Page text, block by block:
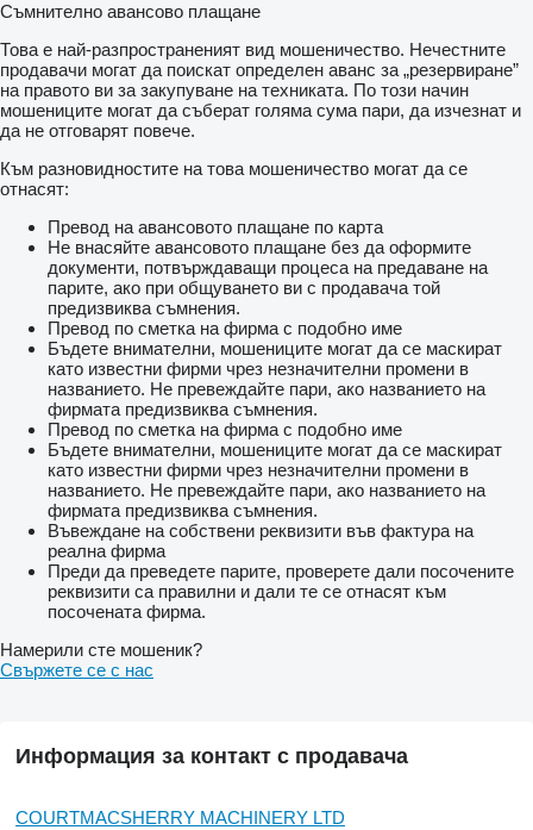
Съмнително авансово плащане
Това е най-разпространеният вид мошеничество. Нечестните
продавачи могат да поискат определен аванс за „резервиране”
на правото ви за закупуване на техниката. По този начин
мошениците могат да съберат голяма сума пари, да изчезнат и
да не отговарят повече.
Към разновидностите на това мошеничество могат да се
отнасят:
Превод на авансовото плащане по карта
Не внасяйте авансовото плащане без да оформите
документи, потвърждаващи процеса на предаване на
парите, ако при общуването ви с продавача той
предизвиква съмнения.
Превод по сметка на фирма с подобно име
Бъдете внимателни, мошениците могат да се маскират
като известни фирми чрез незначителни промени в
названието. Не превеждайте пари, ако названието на
фирмата предизвиква съмнения.
Превод по сметка на фирма с подобно име
Бъдете внимателни, мошениците могат да се маскират
като известни фирми чрез незначителни промени в
названието. Не превеждайте пари, ако названието на
фирмата предизвиква съмнения.
Въвеждане на собствени реквизити във фактура на
реална фирма
Преди да преведете парите, проверете дали посочените
реквизити са правилни и дали те се отнасят към
посочената фирма.
Намерили сте мошеник?
Свържете се с нас
Информация за контакт с продавача
COURTMACSHERRY MACHINERY LTD